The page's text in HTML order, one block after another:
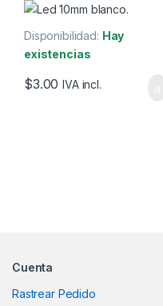
Disponibilidad: Hay
existencias
$3.00 IVA incl.
Cuenta
Rastrear Pedido